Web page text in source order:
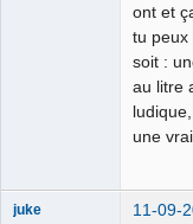
ont et
tu peux
soit :
au litre
une
juke 11-09-